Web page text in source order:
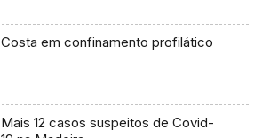
Costa em confinamento profilático
Mais 12 casos suspeitos de Covid-